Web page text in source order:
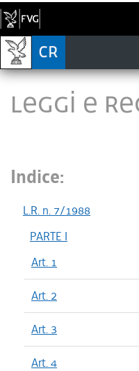
LEGGI E
Indice:
L.R. n. 7/1988
PARTE I
Art. 1
Art. 2
Art. 3
Art. 4